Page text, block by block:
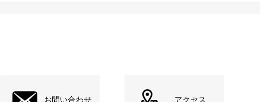
お問い合わせ アクセス